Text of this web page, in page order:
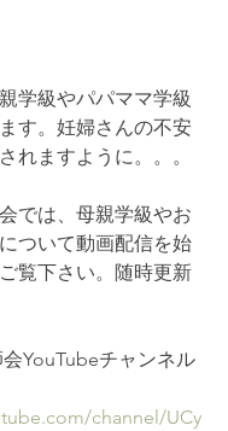
学級やパパママ学級
す。妊婦さんの不安
れますように。。。
では、母親学級やお
ついて動画配信を始
覧下さい。随時更新
YouTubeチャンネル
channel/UCy